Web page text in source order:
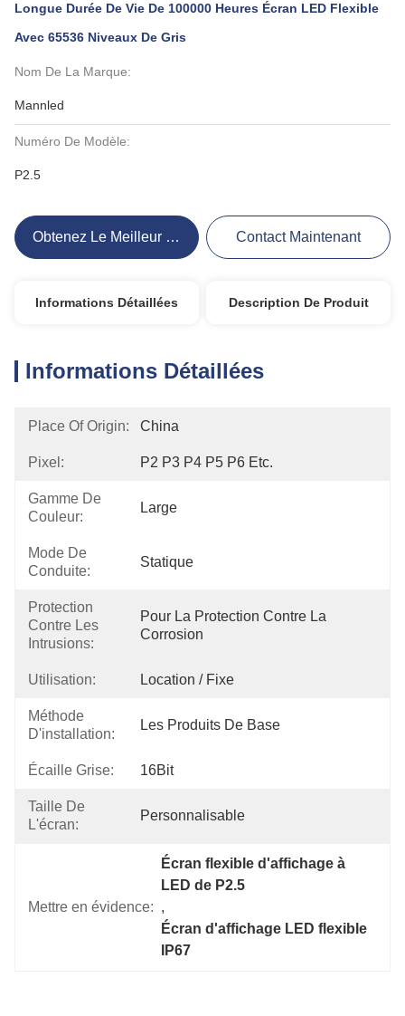
Longue Durée De Vie De 100000 Heures Écran LED Flexible
Avec 65536 Niveaux De Gris
Nom De La Marque:
Mannled
Numéro De Modèle:
P2.5
Obtenez Le Meilleur Prix Contact Maintenant
Informations Détaillées Description De Produit
Informations Détaillées
Place Of Origin: China
Pixel: P2 P3 P4 P5 P6 Etc.
Gamme De
Couleur:
Large
Mode De
Conduite:
Statique
Protection
Contre Les
Intrusions:
Pour La Protection Contre La
Corrosion
Utilisation: Location / Fixe
Méthode
D'installation:
Les Produits De Base
Écaille Grise: 16Bit
Taille De
L'écran:
Personnalisable
Mettre en évidence:
Écran flexible d'affichage à
LED de P2.5
,
Écran d'affichage LED flexible
IP67